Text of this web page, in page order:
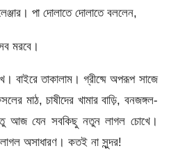
পা দোলাতে দোলাতে বললেন,
মরবে।
বাইরে তাকালাম। গ্রীষ্মে অপরূপ সাজে
মাঠ, চাষীদের খামার বাড়ি, বনজঙ্গল-
আজ যেন সবকিছু নতুন লাগল চোখে।
অসাধারণ। কতই না সুন্দর!